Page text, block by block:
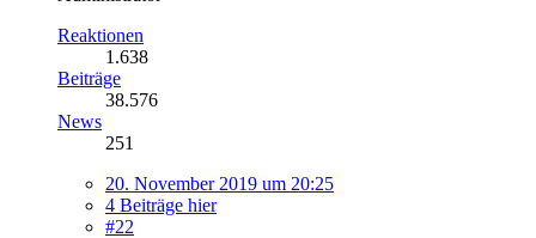
Reaktionen
1.638
Beiträge
38.576
News
251
20. November 2019 um 20:25
4 Beiträge hier
#22